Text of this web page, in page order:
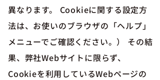
異なります。 Cookieに関する設定方
法は、お使いのブラウザの「ヘルプ」
メニューでご確認ください。） その結
果、弊社Webサイトに限らず、
Cookieを利用しているWebページの